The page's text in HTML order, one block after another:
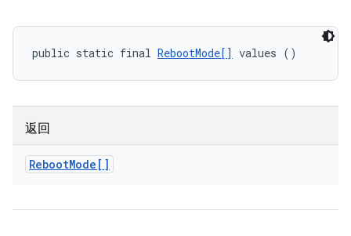
public static final RebootMode[] values ()
返回
RebootMode[]